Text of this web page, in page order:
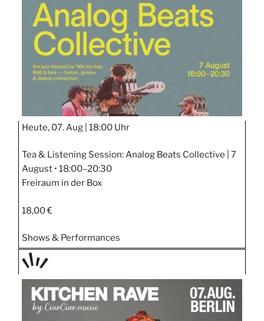
STIPP
Heute, 07. Aug | 18:00 Uhr
Tea & Listening Session: Analog Beats Collective | 7
August • 18:00–20:30
Freiraum in der Box
18,00 €
Shows & Performances
TAGE
STIPP